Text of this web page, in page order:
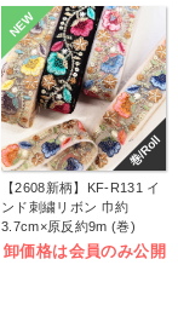
NEW
巻/Roll
【2608新柄】KF-R131 イ
ンド刺繍リボン 巾約
3.7cm×原反約9m (巻)
卸価格は会員のみ公開